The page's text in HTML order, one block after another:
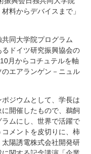
せ English 資料請求
料からデバイスまで」
同大学院プログラム
ドイツ研究振興協会の
月からコチュテルを軸
エアランゲン－ニュル
ジウムとして、学長は
開催したもので、鵜飼
ムにし、世界で活躍で
メントを皮切りに、柿
陽誘電株式会社開発研